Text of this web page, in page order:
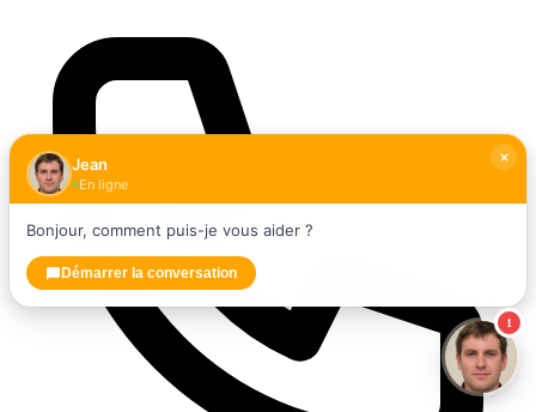
1
Jean
En ligne
Bonjour, comment puis-je vous aider ?
Démarrer la conversation